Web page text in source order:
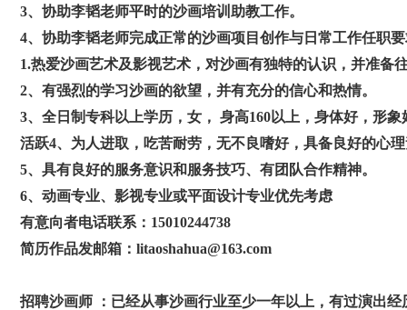
3、协助李韬老师平时的沙画培训助教工作。
4、协助李韬老师完成正常的沙画项目创作与日常工作任职
1.热爱沙画艺术及影视艺术，对沙画有独特的认识，并准备
2、有强烈的学习沙画的欲望，并有充分的信心和热情。
3、全日制专科以上学历，女， 身高160以上，身体好，形
活跃4、为人进取，吃苦耐劳，无不良嗜好，具备良好的心
5、具有良好的服务意识和服务技巧、有团队合作精神。
6、动画专业、影视专业或平面设计专业优先考虑
有意向者电话联系：15010244738
简历作品发邮箱：litaoshahua@163.com
招聘沙画师 ：已经从事沙画行业至少一年以上，有过演出